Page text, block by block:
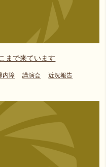
まで来ています
内障 講演会 近況報告